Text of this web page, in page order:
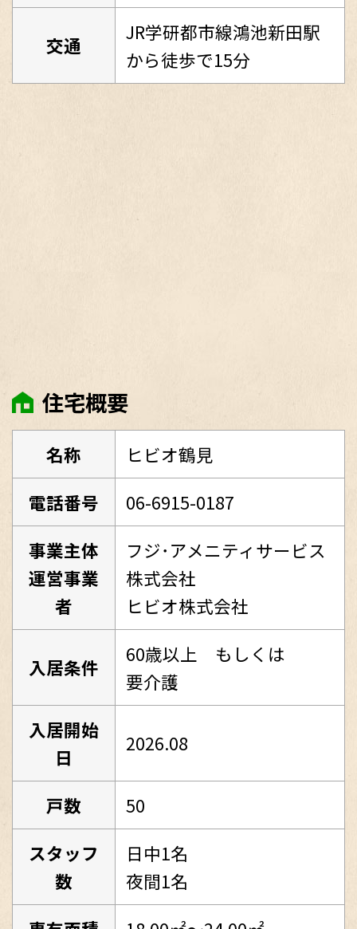
交通
JR学研都市線鴻池新田駅
から徒歩で15分
住宅概要
名称
ヒビオ鶴見
電話番号
06-6915-0187
事業主体
運営事業
者
フジ･アメニティサービス
株式会社
ヒビオ株式会社
入居条件
60歳以上 もしくは
要介護
入居開始
日
2026.08
戸数
50
スタッフ
数
日中1名
夜間1名